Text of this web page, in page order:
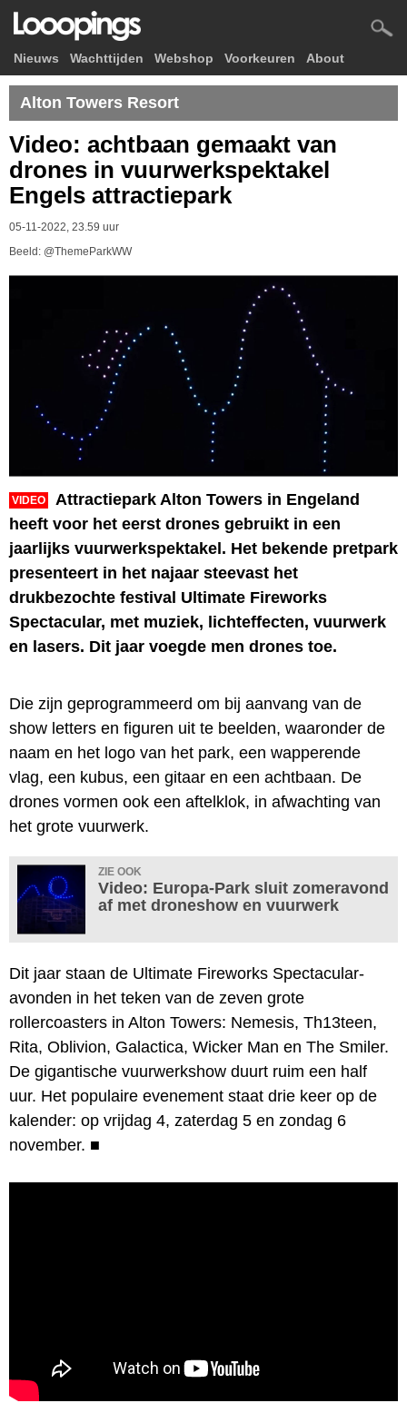
Nieuws Wachttijden Webshop Voorkeuren About
Alton Towers Resort
Video: achtbaan gemaakt van
drones in vuurwerkspektakel
Engels attractiepark
05-11-2022, 23.59 uur
Beeld: @ThemeParkWW
VIDEO
Attractiepark Alton Towers in Engeland
heeft voor het eerst drones gebruikt in een
jaarlijks vuurwerkspektakel. Het bekende pretpark
presenteert in het najaar steevast het
drukbezochte festival Ultimate Fireworks
Spectacular, met muziek, lichteffecten, vuurwerk
en lasers. Dit jaar voegde men drones toe.
Die zijn geprogrammeerd om bij aanvang van de
show letters en figuren uit te beelden, waaronder de
naam en het logo van het park, een wapperende
vlag, een kubus, een gitaar en een achtbaan. De
drones vormen ook een aftelklok, in afwachting van
het grote vuurwerk.
ZIE OOK
Video: Europa-Park sluit zomeravond
af met droneshow en vuurwerk
Dit jaar staan de Ultimate Fireworks Spectacular-
avonden in het teken van de zeven grote
rollercoasters in Alton Towers: Nemesis, Th13teen,
Rita, Oblivion, Galactica, Wicker Man en The Smiler.
De gigantische vuurwerkshow duurt ruim een half
uur. Het populaire evenement staat drie keer op de
kalender: op vrijdag 4, zaterdag 5 en zondag 6
november. ■